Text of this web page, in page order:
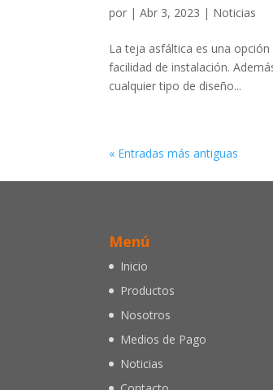
por |Abr 3, 2023 | Noticias
La teja asfáltica es una
facilidad de instalación.
cualquier tipo de diseño...
« Entradas más antiguas
Menú
Inicio
Productos
Nosotros
Medios de Pago
Noticias